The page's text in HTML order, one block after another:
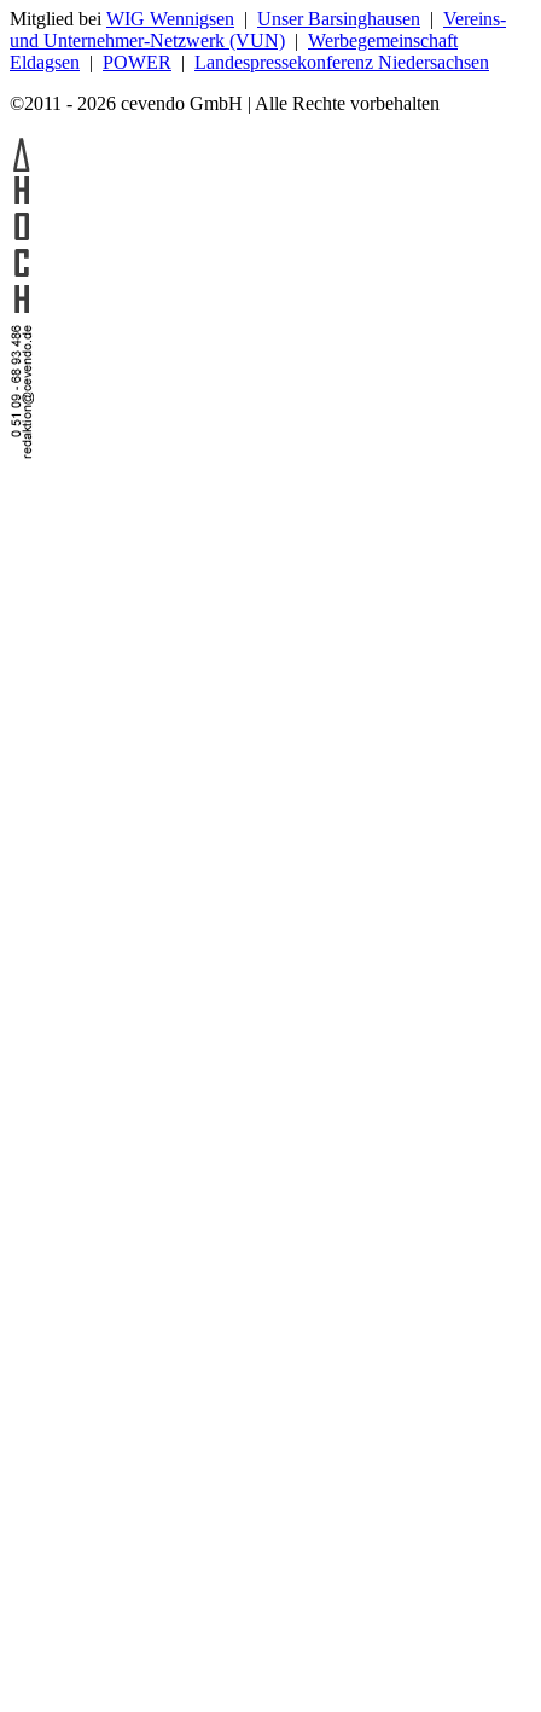
Mitglied bei WIG Wennigsen | Unser Barsinghausen | Vereins-
und Unternehmer-Netzwerk (VUN) | Werbegemeinschaft
Eldagsen | POWER | Landespressekonferenz Niedersachsen
©2011 - 2026 cevendo GmbH | Alle Rechte vorbehalten